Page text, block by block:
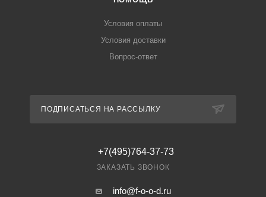
Условия оплаты
Условия доставки
Вопрос-ответ
ПОДПИСАТЬСЯ НА РАССЫЛКУ
+7(495)764-37-73
ЗАКАЗАТЬ ЗВОНОК
info@f-o-o-d.ru